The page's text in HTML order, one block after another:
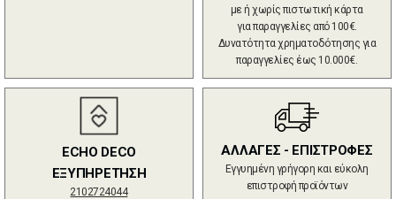
με ή χωρίς πιστωτική κάρτα
για παραγγελίες από 100€.
Δυνατότητα χρηματοδότησης για
παραγγελίες έως 10.000€.
ECHO DECO
ΕΞΥΠΗΡΕΤΗΣΗ
2102724044
ΑΛΛΑΓΕΣ - ΕΠΙΣΤΡΟΦΕΣ
Εγγυημένη γρήγορη και εύκολη
επιστροφή προϊόντων